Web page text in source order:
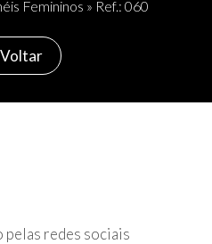
Femininos » Ref.: 060
Voltar
pelas redes sociais